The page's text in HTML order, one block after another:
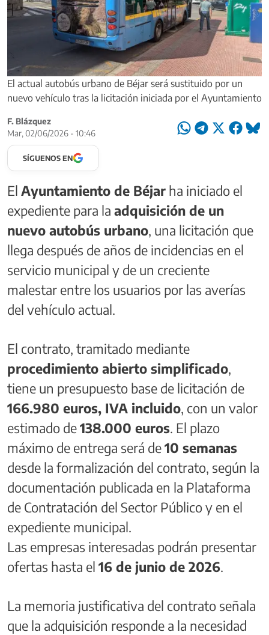
El actual autobús urbano de Béjar será sustituido por un
nuevo vehículo tras la licitación iniciada por el Ayuntamiento
F. Blázquez
Mar, 02/06/2026 - 10:46
SÍGUENOS EN
El Ayuntamiento de Béjar ha iniciado el
expediente para la adquisición de un
nuevo autobús urbano, una licitación que
llega después de años de incidencias en el
servicio municipal y de un creciente
malestar entre los usuarios por las averías
del vehículo actual.
El contrato, tramitado mediante
procedimiento abierto simplificado,
tiene un presupuesto base de licitación de
166.980 euros, IVA incluido, con un valor
estimado de138.000 euros. El plazo
máximo de entrega será de10 semanas
desde la formalización del contrato, según la
documentación publicada en la Plataforma
de Contratación del Sector Público y en el
expediente municipal.
Las empresas interesadas podrán presentar
ofertas hasta el 16 de junio de 2026.
La memoria justificativa del contrato señala
que la adquisición responde a la necesidad